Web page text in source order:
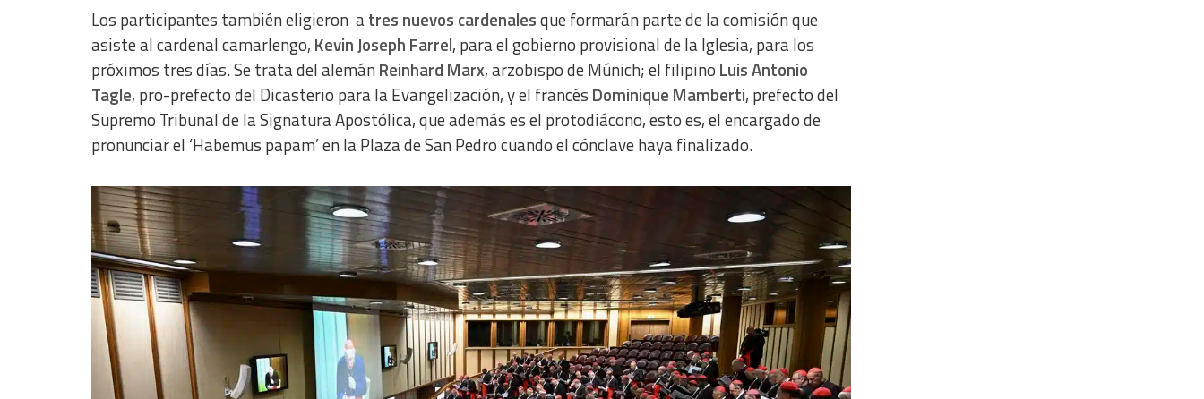
Los participantes también eligieron atres nuevos cardenalesque formarán parte de la comisión que
asiste al cardenal camarlengo, Kevin Joseph Farrel, para el gobierno provisional de la Iglesia, para los
próximos tres días. Se trata del alemánReinhard Marx, arzobispo de Múnich; el filipino Luis Antonio
Tagle, pro-prefecto del Dicasterio para la Evangelización, y el francés Dominique Mamberti, prefecto del
Supremo Tribunal de la Signatura Apostólica, que además es el protodiácono, esto es, el encargado de
pronunciar el ‘Habemus papam’ en la Plaza de San Pedro cuando el cónclave haya finalizado.
Measure content performance
Understand audiences through statistics or combinations of data from different sources
Develop and improve services
Use limited data to select content
IAB Special Features:
Identify devices based on information actively requested
Non-IAB processing purposes: